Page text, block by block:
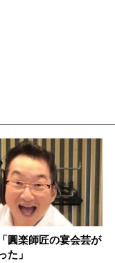
圓楽師匠の宴会芸が
た」